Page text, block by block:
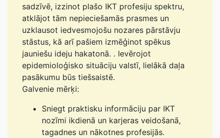
sadzīvē, izzinot plašo IKT profesiju spektru,
atklājot tām nepieciešamās prasmes un
uzklausot iedvesmojošu nozares pārstāvju
stāstus, kā arī pašiem izmēģinot spēkus
jauniešu ideju hakatonā. . Ievērojot
epidemioloģisko situāciju valstī, lielākā daļa
pasākumu būs tiešsaistē.
Galvenie mērķi:
Sniegt praktisku informāciju par IKT
nozīmi ikdienā un karjeras veidošanā,
tagadnes un nākotnes profesijās.